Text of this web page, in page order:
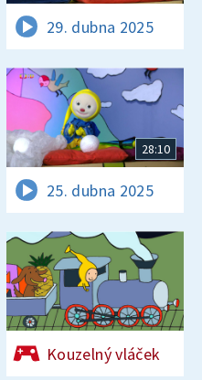
29. dubna 2025
28:10
25. dubna 2025
Kouzelný vláček